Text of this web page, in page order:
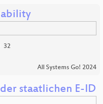
32
All Systems Go! 2024
staatlichen E-ID